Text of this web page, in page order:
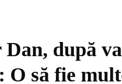
Dan, după
O să fie